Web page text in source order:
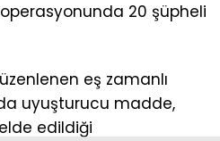
20 şüpheli
eş zamanlı
uyuşturucu madde,
edildiği